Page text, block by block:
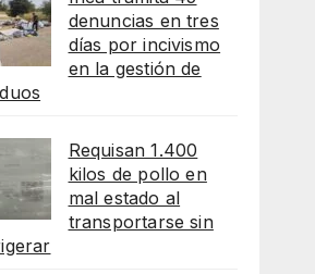
denuncias en tres
días por incivismo
en la gestión de
Requisan 1.400
kilos de pollo en
mal estado al
transportarse sin